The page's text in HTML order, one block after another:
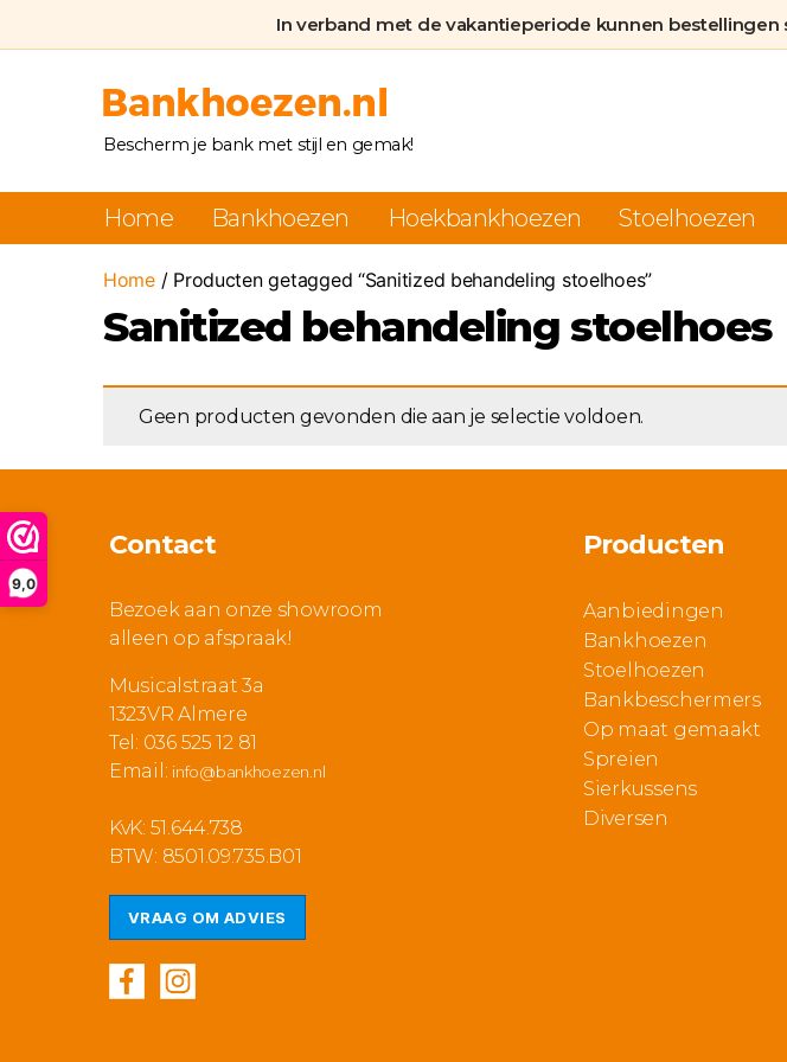
9,0
In verband met de vakantieperiode kunnen
Bankhoezen.nl
Bescherm je bank met stijl en gemak!
Home Bankhoezen Hoekbankhoezen Stoelhoezen
Home/ Producten getagged “Sanitized behandeling stoelhoes”
Sanitized behandeling stoelhoes
Geen producten gevonden die aan je selectie voldoen.
Contact
Bezoek aan onze showroom
alleen op afspraak!
Musicalstraat 3a
1323VR Almere
Tel: 036 525 12 81
Email: info@bankhoezen.nl
KvK: 51.644.738
BTW: 8501.09.735.B01
VRAAG OM ADVIES
Producten
Aanbiedingen
Bankhoezen
Stoelhoezen
Bankbeschermers
Op maat gemaakt
Spreien
Sierkussens
Diversen